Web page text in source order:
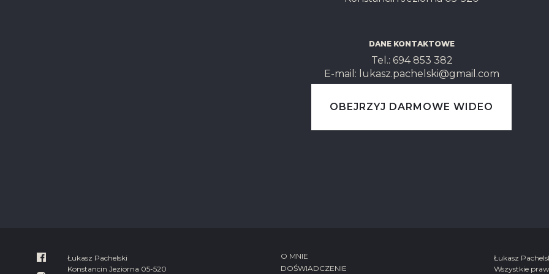
DANE KONTAKTOWE
Tel.: ‭694 853 382‬
E-mail: lukasz.pachelski@gmail.com
OBEJRZYJ DARMOWE WIDEO
Łukasz Pachelski
Konstancin Jeziorna 05-520
O MNIE
DOŚWIADCZENIE
Łukasz
Wszystkie